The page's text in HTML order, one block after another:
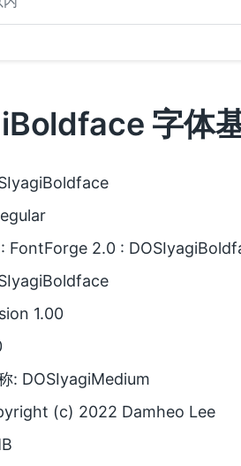
字体
FontForge 2.0 :
1.00
: DOSIyagiMedium
(c) 2022 Damheo Lee